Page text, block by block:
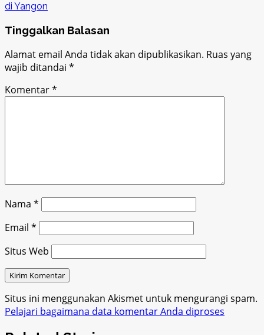
di Yangon
Tinggalkan Balasan
Alamat email Anda tidak akan dipublikasikan. Ruas yang
wajib ditandai *
Komentar*
Nama *
Email *
Situs Web
Situs ini menggunakan Akismet untuk mengurangi spam.
Pelajari bagaimana data komentar Anda diproses